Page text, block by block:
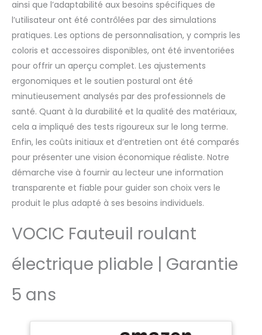
ainsi que l’adaptabilité aux besoins spécifiques de
l’utilisateur ont été contrôlées par des simulations
pratiques. Les options de personnalisation, y compris les
coloris et accessoires disponibles, ont été inventoriées
pour offrir un aperçu complet. Les ajustements
ergonomiques et le soutien postural ont été
minutieusement analysés par des professionnels de
santé. Quant à la durabilité et la qualité des matériaux,
cela a impliqué des tests rigoureux sur le long terme.
Enfin, les coûts initiaux et d’entretien ont été comparés
pour présenter une vision économique réaliste. Notre
démarche vise à fournir au lecteur une information
transparente et fiable pour guider son choix vers le
produit le plus adapté à ses besoins individuels.
VOCIC Fauteuil roulant
électrique pliable | Garantie
5 ans